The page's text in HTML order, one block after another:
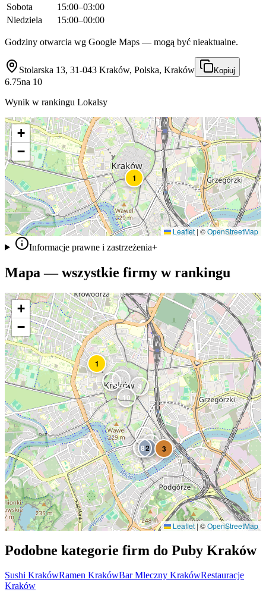
Sobota
15:00–03:00
Niedziela
15:00–00:00
Godziny otwarcia wg Google Maps — mogą być nieaktualne.
Stolarska 13, 31-043 Kraków, Polska, Kraków Kopiuj
6.75na 10
Wynik w rankingu Lokalsy
1
+
−
Leaflet | ©OpenStreetMap
Informacje prawne i zastrzeżenia+
Mapa — wszystkie firmy w rankingu
1
2 3
4
5
6
7
8
9
10
+
−
Leaflet |©OpenStreetMap
Podobne kategorie firm do Puby Kraków
Sushi KrakówRamen KrakówBar Mleczny KrakówRestauracje
Kraków